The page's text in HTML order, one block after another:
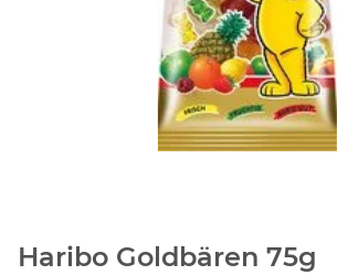
Haribo Goldbären 75g